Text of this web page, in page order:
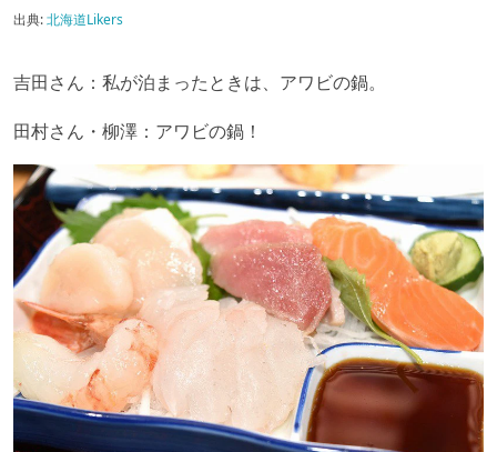
出典:北海道Likers
吉田さん：私が泊まったときは、アワビの鍋。
田村さん・柳澤：アワビの鍋！